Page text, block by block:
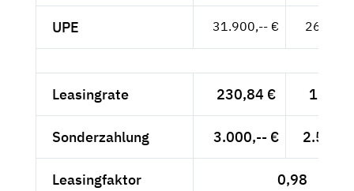
UPE 31.900,-- €
Leasingrate 230,84 €
Sonderzahlung 3.000,-- €
Leasingfaktor 0,98